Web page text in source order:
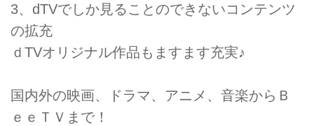
3、dTVでしか見ることのできないコンテンツ
の拡充
ｄTVオリジナル作品もますます充実♪
国内外の映画、ドラマ、アニメ、音楽からＢ
ｅｅＴＶまで！